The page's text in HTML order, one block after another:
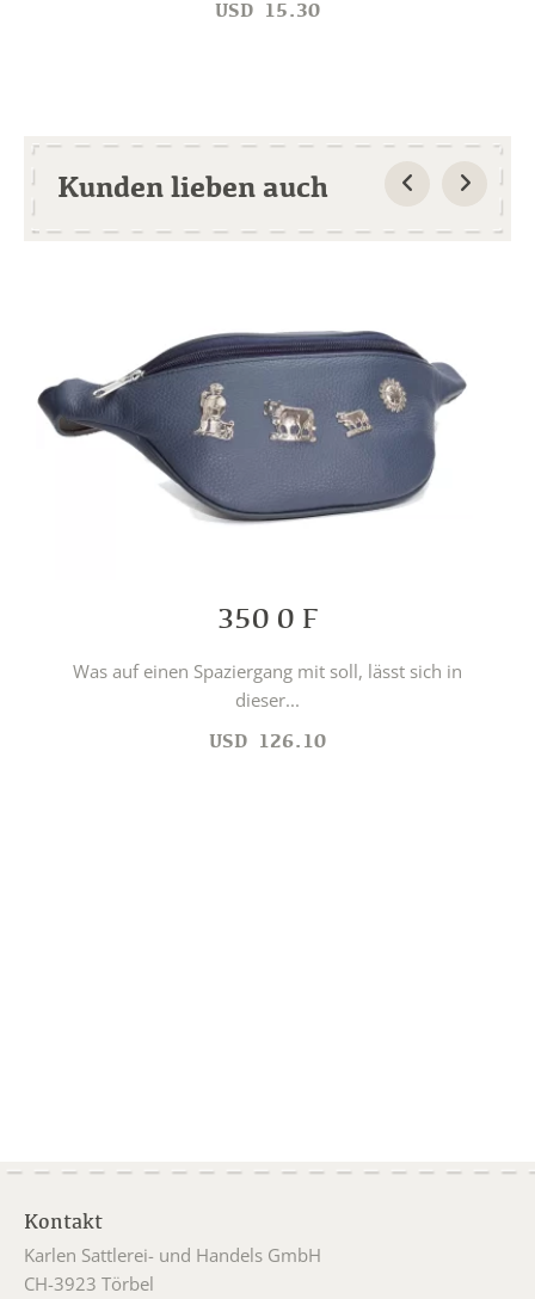
USD 15.30
Kunden lieben auch
350 0 F
Was auf einen Spaziergang mit soll, lässt sich in
dieser...
USD 126.10
Kontakt
Karlen Sattlerei- und Handels GmbH
CH-3923 Törbel